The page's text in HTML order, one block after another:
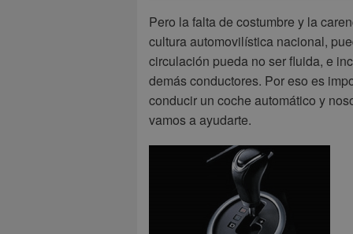
Pero la falta de costumbre y la
cultura automovilística nacional,
circulación pueda no ser fluida, e
demás conductores. Por eso es
conducir un coche automático y
vamos a ayudarte.